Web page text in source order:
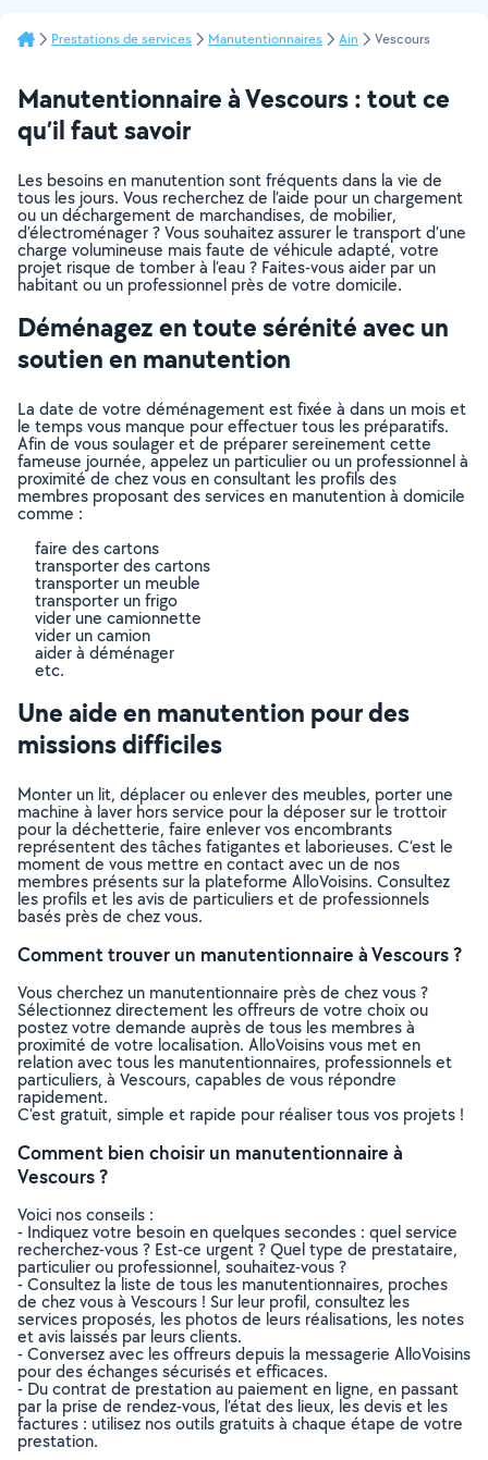
Prestations de services Manutentionnaires Ain Vescours
Manutentionnaire à Vescours : tout ce
qu’il faut savoir
Les besoins en manutention sont fréquents dans la vie de
tous les jours. Vous recherchez de l’aide pour un chargement
ou un déchargement de marchandises, de mobilier,
d’électroménager ? Vous souhaitez assurer le transport d’une
charge volumineuse mais faute de véhicule adapté, votre
projet risque de tomber à l’eau ? Faites-vous aider par un
habitant ou un professionnel près de votre domicile.
Déménagez en toute sérénité avec un
soutien en manutention
La date de votre déménagement est fixée à dans un mois et
le temps vous manque pour effectuer tous les préparatifs.
Afin de vous soulager et de préparer sereinement cette
fameuse journée, appelez un particulier ou un professionnel à
proximité de chez vous en consultant les profils des
membres proposant des services en manutention à domicile
comme :
faire des cartons
transporter des cartons
transporter un meuble
transporter un frigo
vider une camionnette
vider un camion
aider à déménager
etc.
Une aide en manutention pour des
missions difficiles
Monter un lit, déplacer ou enlever des meubles, porter une
machine à laver hors service pour la déposer sur le trottoir
pour la déchetterie, faire enlever vos encombrants
représentent des tâches fatigantes et laborieuses. C’est le
moment de vous mettre en contact avec un de nos
membres présents sur la plateforme AlloVoisins. Consultez
les profils et les avis de particuliers et de professionnels
basés près de chez vous.
Comment trouver un manutentionnaire à Vescours ?
Vous cherchez un manutentionnaire près de chez vous ?
Sélectionnez directement les offreurs de votre choix ou
postez votre demande auprès de tous les membres à
proximité de votre localisation. AlloVoisins vous met en
relation avec tous les manutentionnaires, professionnels et
particuliers, à Vescours, capables de vous répondre
rapidement.
C’est gratuit, simple et rapide pour réaliser tous vos projets !
Comment bien choisir un manutentionnaire à
Vescours ?
Voici nos conseils :
- Indiquez votre besoin en quelques secondes : quel service
recherchez-vous ? Est-ce urgent ? Quel type de prestataire,
particulier ou professionnel, souhaitez-vous ?
- Consultez la liste de tous les manutentionnaires, proches
de chez vous à Vescours ! Sur leur profil, consultez les
services proposés, les photos de leurs réalisations, les notes
et avis laissés par leurs clients.
- Conversez avec les offreurs depuis la messagerie AlloVoisins
pour des échanges sécurisés et efficaces.
- Du contrat de prestation au paiement en ligne, en passant
par la prise de rendez-vous, l’état des lieux, les devis et les
factures : utilisez nos outils gratuits à chaque étape de votre
prestation.